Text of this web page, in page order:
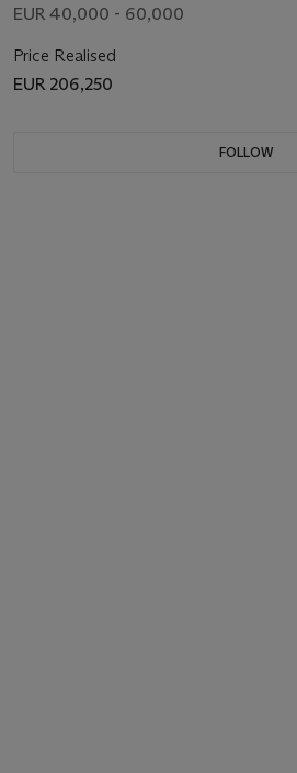
EUR 40,000 - 60,000
Price Realised
EUR 206,250
FOLLOW